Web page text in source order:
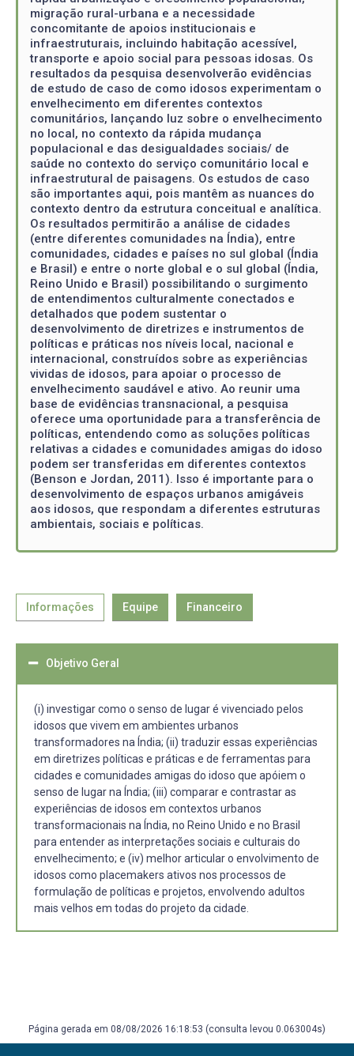
migração rural-urbana e a necessidade
concomitante de apoios institucionais e
infraestruturais, incluindo habitação acessível,
transporte e apoio social para pessoas idosas. Os
resultados da pesquisa desenvolverão evidências
de estudo de caso de como idosos experimentam o
envelhecimento em diferentes contextos
comunitários, lançando luz sobre o envelhecimento
no local, no contexto da rápida mudança
populacional e das desigualdades sociais/ de
saúde no contexto do serviço comunitário local e
infraestrutural de paisagens. Os estudos de caso
são importantes aqui, pois mantêm as nuances do
contexto dentro da estrutura conceitual e analítica.
Os resultados permitirão a análise de cidades
(entre diferentes comunidades na Índia), entre
comunidades, cidades e países no sul global (Índia
e Brasil) e entre o norte global e o sul global (Índia,
Reino Unido e Brasil) possibilitando o surgimento
de entendimentos culturalmente conectados e
detalhados que podem sustentar o
desenvolvimento de diretrizes e instrumentos de
políticas e práticas nos níveis local, nacional e
internacional, construídos sobre as experiências
vividas de idosos, para apoiar o processo de
envelhecimento saudável e ativo. Ao reunir uma
base de evidências transnacional, a pesquisa
oferece uma oportunidade para a transferência de
políticas, entendendo como as soluções políticas
relativas a cidades e comunidades amigas do idoso
podem ser transferidas em diferentes contextos
(Benson e Jordan, 2011). Isso é importante para o
desenvolvimento de espaços urbanos amigáveis
aos idosos, que respondam a diferentes estruturas
ambientais, sociais e políticas.
Informações Equipe Financeiro
Objetivo Geral
(i) investigar como o senso de lugar é vivenciado pelos
idosos que vivem em ambientes urbanos
transformadores na Índia; (ii) traduzir essas experiências
em diretrizes políticas e práticas e de ferramentas para
cidades e comunidades amigas do idoso que apóiem o
senso de lugar na Índia; (iii) comparar e contrastar as
experiências de idosos em contextos urbanos
transformacionais na Índia, no Reino Unido e no Brasil
para entender as interpretações sociais e culturais do
envelhecimento; e (iv) melhor articular o envolvimento de
idosos como placemakers ativos nos processos de
formulação de políticas e projetos, envolvendo adultos
mais velhos em todas do projeto da cidade.
Página gerada em 08/08/2026 16:18:53 (consulta levou 0.063004s)